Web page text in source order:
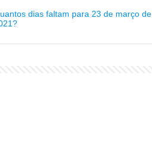
dias faltam para 23 de março de